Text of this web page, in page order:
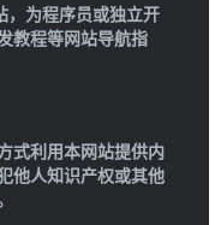
为程序员或独立开
教程等网站导航指
式利用本网站提供内
他人知识产权或其他